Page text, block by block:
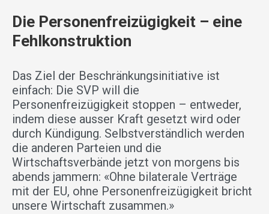
Die Personenfreizügigkeit – eine
Fehlkonstruktion
Das Ziel der Beschränkungsinitiative ist
einfach: Die SVP will die
Personenfreizügigkeit stoppen – entweder,
indem diese ausser Kraft gesetzt wird oder
durch Kündigung. Selbstverständlich werden
die anderen Parteien und die
Wirtschaftsverbände jetzt von morgens bis
abends jammern: «Ohne bilaterale Verträge
mit der EU, ohne Personenfreizügigkeit bricht
unsere Wirtschaft zusammen.»